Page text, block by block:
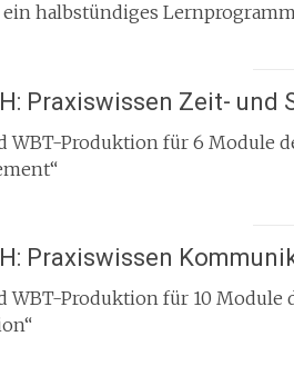
halbstündiges
Praxiswissen Zeit- und
WBT-Produktion für 6 Module
Praxiswissen
WBT-Produktion für 10 Module